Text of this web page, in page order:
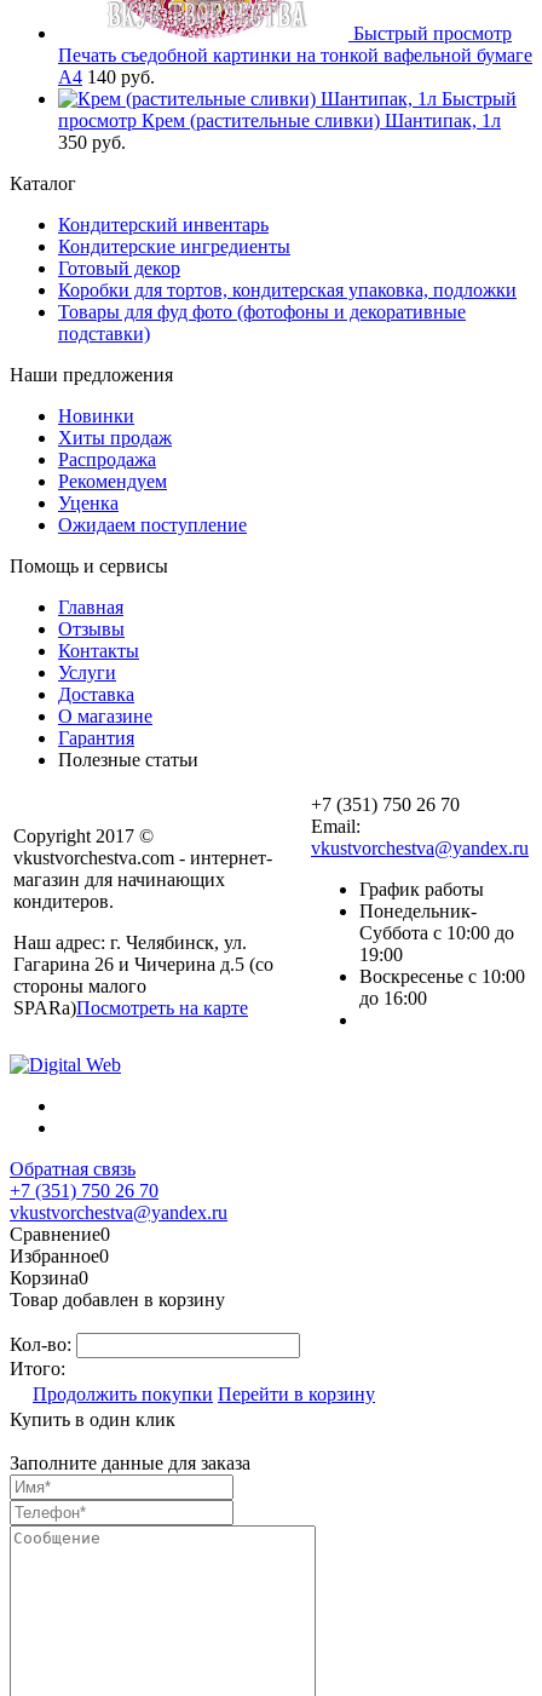
Быстрый просмотр
Печать съедобной картинки на тонкой вафельной бумаге
А4 140 руб.
Быстрый
просмотр Крем (растительные сливки) Шантипак, 1л
350 руб.
Каталог
Кондитерский инвентарь
Кондитерские ингредиенты
Готовый декор
Коробки для тортов, кондитерская упаковка, подложки
Товары для фуд фото (фотофоны и декоративные
подставки)
Наши предложения
Новинки
Хиты продаж
Распродажа
Рекомендуем
Уценка
Ожидаем поступление
Помощь и сервисы
Главная
Отзывы
Контакты
Услуги
Доставка
О магазине
Гарантия
Полезные статьи
Copyright 2017 ©
vkustvorchestva.com - интернет-
магазин для начинающих
кондитеров.
Наш адрес: г. Челябинск, ул.
Гагарина 26 и Чичерина д.5 (со
стороны малого
SPARa)Посмотреть на карте
+7 (351) 750 26 70
Email:
vkustvorchestva@yandex.ru
График работы
Понедельник-
Суббота с 10:00 до
19:00
Воскресенье с 10:00
до 16:00
Обратная связь
+7 (351) 750 26 70
vkustvorchestva@yandex.ru
Сравнение0
Избранное0
Корзина0
Товар добавлен в корзину
Кол-во:
Итого:
Продолжить покупки Перейти в корзину
Купить в один клик
Заполните данные для заказа